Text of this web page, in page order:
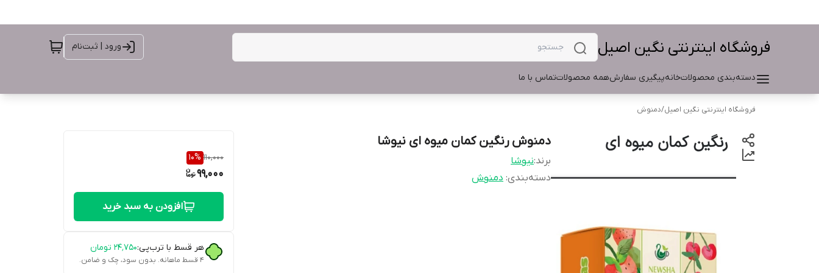
فروشگاه اینترنتی نگین اصیل ورود | ثبت‌نام
دسته‌بندی محصولاتخانهپیگیری سفارشهمه محصولاتتماس با ما
فروشگاه اینترنتی نگین اصیل/دمنوش
دمنوش رنگین کمان میوه ای نیوشا
برند:نیوشا
دسته‌بندی: دمنوش
110,000
10%
99,000
افزودن به سبد خرید
هر قسط با ترب‌پی:۲۴٬۷۵۰ تومان
۴ قسط ماهانه. بدون سود، چک و ضامن.